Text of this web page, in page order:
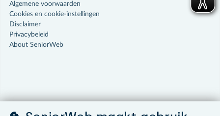
Algemene voorwaarden
Cookies en cookie-instellingen
Disclaimer
Privacybeleid
About SeniorWeb